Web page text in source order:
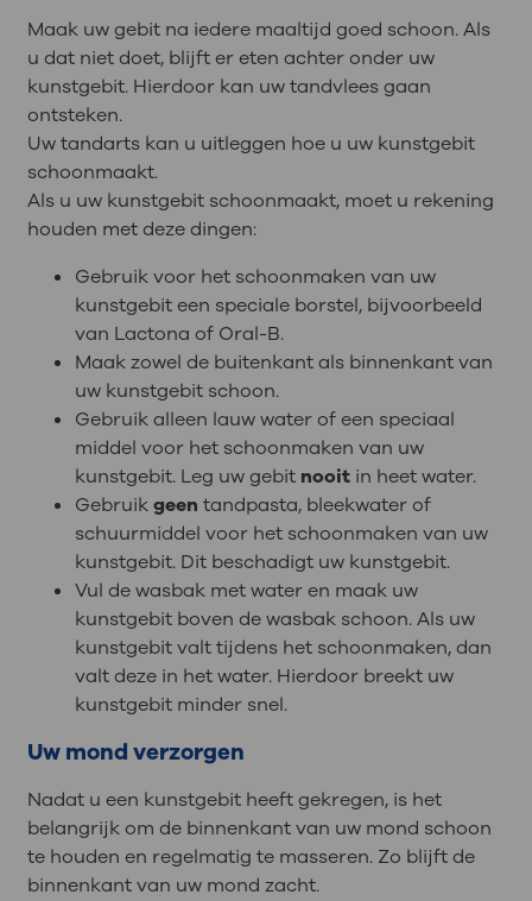
Maak uw gebit na iedere maaltijd goed schoon. Als
u dat niet doet, blijft er eten achter onder uw
kunstgebit. Hierdoor kan uw tandvlees gaan
ontsteken.
Uw tandarts kan u uitleggen hoe u uw kunstgebit
schoonmaakt.
Als u uw kunstgebit schoonmaakt, moet u rekening
houden met deze dingen:
Gebruik voor het schoonmaken van uw
kunstgebit een speciale borstel, bijvoorbeeld
van Lactona of Oral-B.
Maak zowel de buitenkant als binnenkant van
uw kunstgebit schoon.
Gebruik alleen lauw water of een speciaal
middel voor het schoonmaken van uw
kunstgebit. Leg uw gebit nooitin heet water.
Gebruikgeen tandpasta, bleekwater of
schuurmiddel voor het schoonmaken van uw
kunstgebit. Dit beschadigt uw kunstgebit.
Vul de wasbak met water en maak uw
kunstgebit boven de wasbak schoon. Als uw
kunstgebit valt tijdens het schoonmaken, dan
valt deze in het water. Hierdoor breekt uw
kunstgebit minder snel.
Uw mond verzorgen
Nadat u een kunstgebit heeft gekregen, is het
belangrijk om de binnenkant van uw mond schoon
te houden en regelmatig te masseren. Zo blijft de
binnenkant van uw mond zacht.